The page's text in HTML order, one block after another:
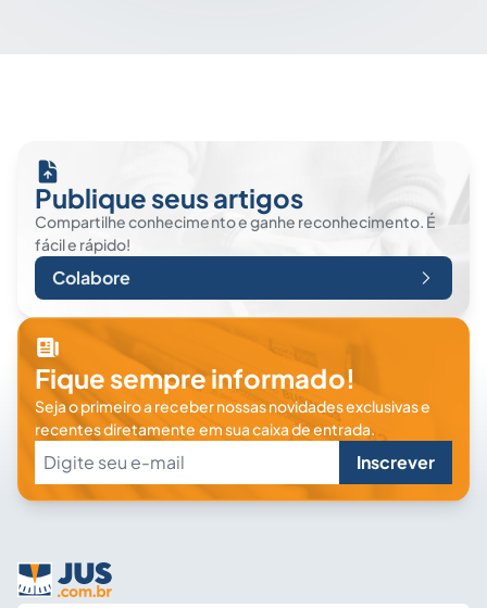
Publique seus artigos
Compartilhe conhecimento e ganhe reconhecimento. É
fácil e rápido!
Colabore
Fique sempre informado!
Seja o primeiro a receber nossas novidades exclusivas e
recentes diretamente em sua caixa de entrada.
Inscrever